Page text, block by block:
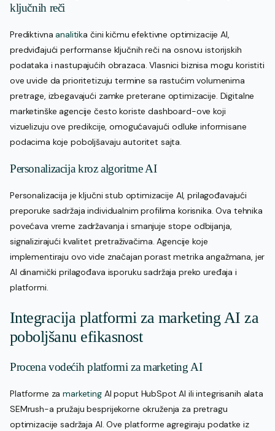
ključnih reči
Prediktivnaanalitika čini kičmu efektivne optimizacije AI,
predviđajući performanse ključnih reči na osnovu istorijskih
podataka i nastupajućih obrazaca. Vlasnici biznisa mogu koristiti
ove uvide da prioritetizuju termine sa rastućim volumenima
pretrage, izbegavajući zamke preterane optimizacije. Digitalne
marketinške agencije često koriste dashboard-ove koji
vizuelizuju ove predikcije, omogućavajući odluke informisane
podacima koje poboljšavaju autoritet sajta.
Personalizacija kroz algoritme AI
Personalizacija je ključni stub optimizacije AI, prilagođavajući
preporuke sadržaja individualnim profilima korisnika. Ova tehnika
povećava vreme zadržavanja i smanjuje stope odbijanja,
signalizirajući kvalitet pretraživačima. Agencije koje
implementiraju ovo vide značajan porast metrika angažmana, jer
AI dinamički prilagođava isporuku sadržaja preko uređaja i
platformi.
Integracija platformi za marketing AI za
poboljšanu efikasnost
Procena vodećih platformi za marketing AI
Platforme zamarketingAI poput HubSpot AI ili integrisanih alata
SEMrush-a pružaju besprijekorne okruženja za pretragu
optimizacije sadržaja AI. Ove platforme agregiraju podatke iz